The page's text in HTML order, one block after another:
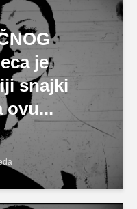
je
snajki
ovu...